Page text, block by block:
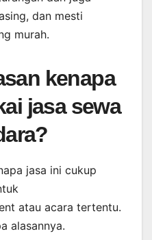
dan mesti
murah.
kenapa
jasa sewa
jasa ini cukup
atau acara tertentu.
alasannya.